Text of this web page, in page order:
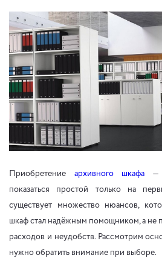
Приобретение архивного шкафа —
показаться простой только на
существует множество нюансов,
шкаф стал надёжным помощником, а не
расходов и неудобств. Рассмотрим
нужно обратить внимание при выборе.